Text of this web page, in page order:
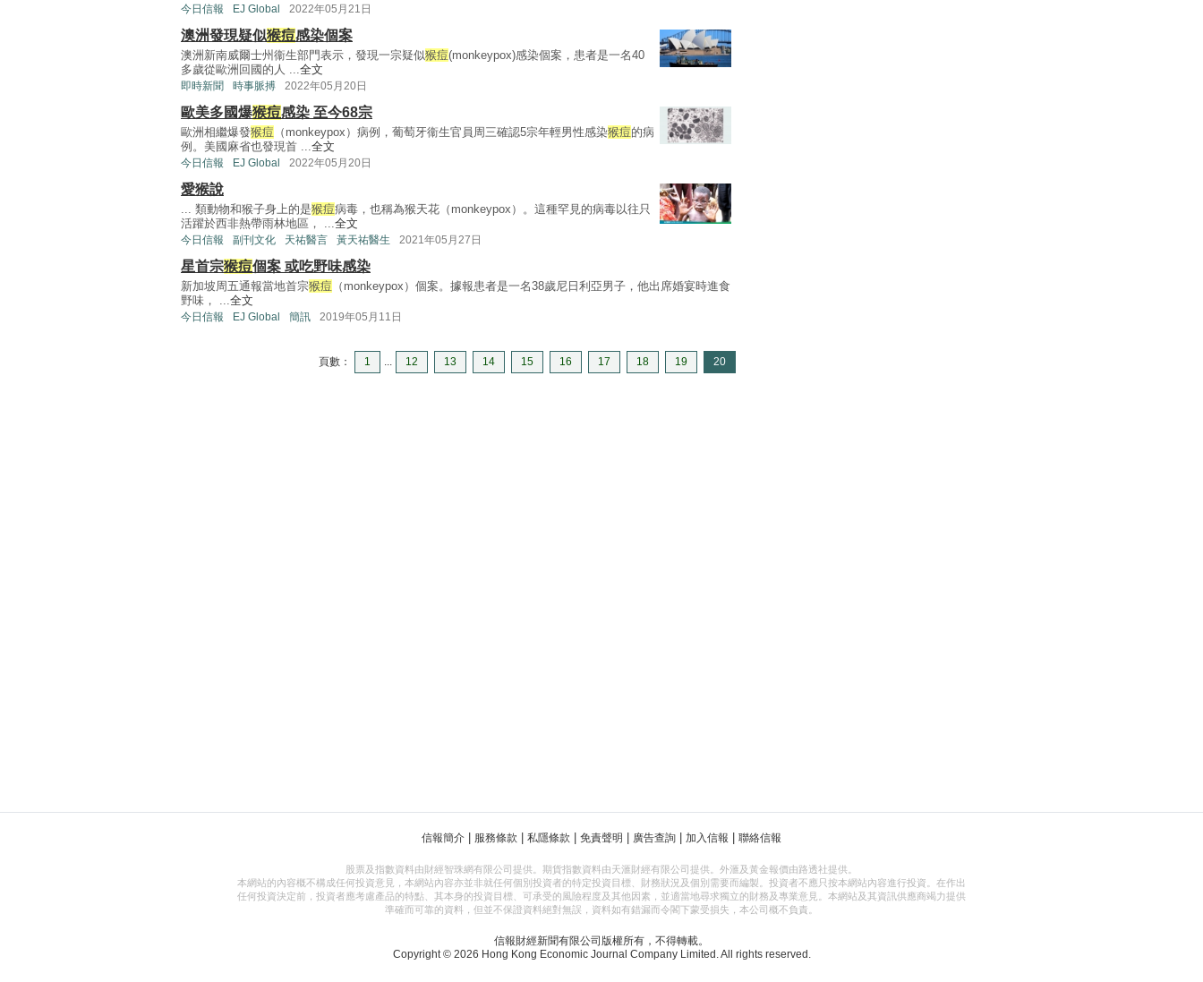
今日信報 EJ Global 2022年05月21日
澳洲發現疑似猴痘感染個案
澳洲新南威爾士州衞生部門表示，發現一宗疑似猴痘(monkeypox)感染個案，患者是一名40
多歲從歐洲回國的人 ...全文
即時新聞 時事脈搏 2022年05月20日
歐美多國爆猴痘感染 至今68宗
歐洲相繼爆發猴痘 （monkeypox）病例，葡萄牙衞生官員周三確認5宗年輕男性感染猴痘的病
例。美國麻省也發現首 ...全文
今日信報 EJ Global 2022年05月20日
愛猴說
... 類動物和猴子身上的是猴痘病毒，也稱為猴天花（monkeypox）。這種罕見的病毒以往只
活躍於西非熱帶雨林地區， ...全文
今日信報 副刊文化 天祐醫言 黃天祐醫生 2021年05月27日
星首宗猴痘個案 或吃野味感染
新加坡周五通報當地首宗猴痘 （monkeypox）個案。據報患者是一名38歲尼日利亞男子，他出席婚宴時進食
野味， ...全文
今日信報 EJ Global 簡訊 2019年05月11日
頁數： 1 ... 12 13 14 15 16 17 18 19 20
信報簡介 服務條款 私隱條款 免責聲明 廣告查詢 加入信報 聯絡信報
股票及指數資料由財經智珠網有限公司提供。期貨指數資料由天滙財經有限公司提供。外滙及黃金報價由路透社提供。
本網站的內容概不構成任何投資意見，本網站內容亦並非就任何個別投資者的特定投資目標、財務狀況及個別需要而編製。投資者不應只按本網站內容進行投資。在作出
任何投資決定前，投資者應考慮產品的特點、其本身的投資目標、可承受的風險程度及其他因素，並適當地尋求獨立的財務及專業意見。本網站及其資訊供應商竭力提供
準確而可靠的資料，但並不保證資料絕對無誤，資料如有錯漏而令閣下蒙受損失，本公司概不負責。
信報財經新聞有限公司版權所有，不得轉載。
Copyright © 2026 Hong Kong Economic Journal Company Limited. All rights reserved.